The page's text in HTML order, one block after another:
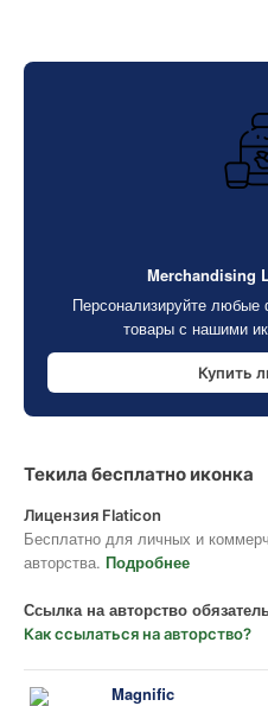
Merchandising
Персонализируйте
товары с нашими
Купить
Текила бесплатно иконка
Лицензия Flaticon
Бесплатно для личных и
авторства. Подробнее
Ссылка на авторство
Как ссылаться на авторство?
Magnific